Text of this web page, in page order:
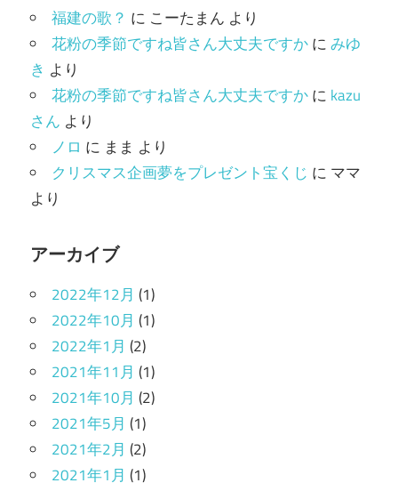
ー
福建の歌？ に こーたまん より
花粉の季節ですね皆さん大丈夫ですかにみゆ
き より
花粉の季節ですね皆さん大丈夫ですかに kazu
さん より
ノロ に まま より
クリスマス企画夢をプレゼント宝くじ に ママ
より
アーカイブ
2022年12月 (1)
2022年10月 (1)
2022年1月 (2)
2021年11月 (1)
2021年10月 (2)
2021年5月 (1)
2021年2月 (2)
2021年1月 (1)